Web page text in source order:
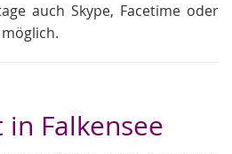
auch Skype, Facetime oder
in Falkensee